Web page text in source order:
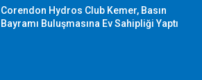
Corendon Hydros Club Kemer, Basın
Bayramı Buluşmasına Ev Sahipliği Yaptı